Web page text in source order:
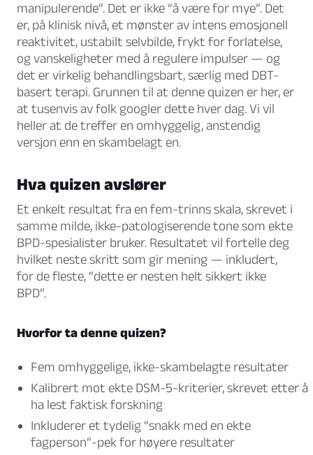
manipulerende”. Det er ikke “å være for mye”. Det
er, på klinisk nivå, et mønster av intens emosjonell
reaktivitet, ustabilt selvbilde, frykt for forlatelse,
og vanskeligheter med å regulere impulser — og
det er virkelig behandlingsbart, særlig med DBT-
basert terapi. Grunnen til at denne quizen er her, er
at tusenvis av folk googler dette hver dag. Vi vil
heller at de treffer en omhyggelig, anstendig
versjon enn en skambelagt en.
Hva quizen avslører
Et enkelt resultat fra en fem-trinns skala, skrevet i
samme milde, ikke-patologiserende tone som ekte
BPD-spesialister bruker. Resultatet vil fortelle deg
hvilket neste skritt som gir mening — inkludert,
for de fleste, “dette er nesten helt sikkert ikke
BPD”.
Hvorfor ta denne quizen?
Fem omhyggelige, ikke-skambelagte resultater
Kalibrert mot ekte DSM-5-kriterier, skrevet etter å
ha lest faktisk forskning
Inkluderer et tydelig “snakk med en ekte
fagperson”-pek for høyere resultater